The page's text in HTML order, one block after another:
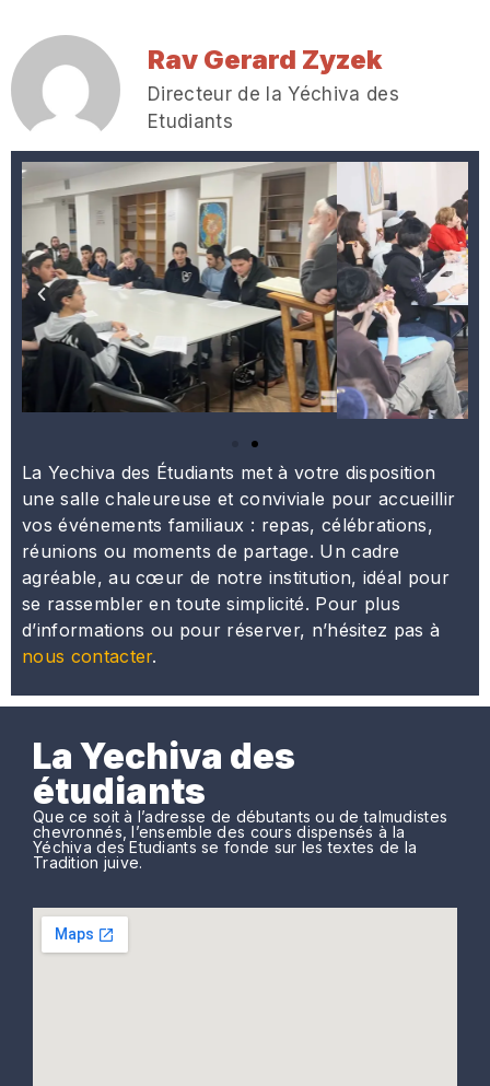
Rav Gerard Zyzek
Directeur de la Yéchiva des
Etudiants
La Yechiva des Étudiants met à votre disposition
une salle chaleureuse et conviviale pour accueillir
vos événements familiaux : repas, célébrations,
réunions ou moments de partage. Un cadre
agréable, au cœur de notre institution, idéal pour
se rassembler en toute simplicité. Pour plus
d’informations ou pour réserver, n’hésitez pas à
nous contacter.
La Yechiva des
étudiants
Que ce soit à l’adresse de débutants ou de talmudistes
chevronnés, l’ensemble des cours dispensés à la
Yéchiva des Etudiants se fonde sur les textes de la
Tradition juive.